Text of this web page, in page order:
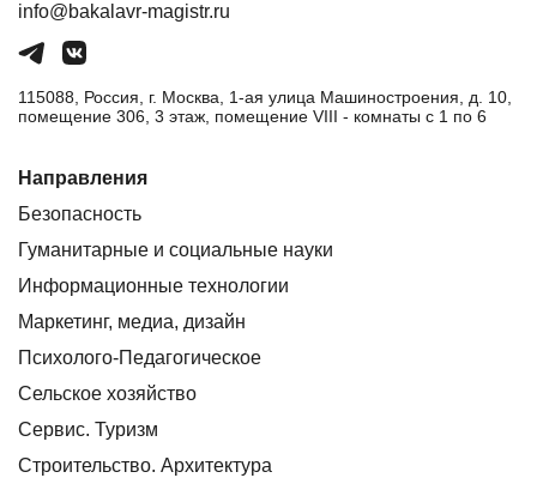
info@bakalavr-magistr.ru
115088, Россия, г. Москва, 1-ая улица Машиностроения, д. 10,
помещение 306, 3 этаж, помещение VIII - комнаты с 1 по 6
Направления
Безопасность
Гуманитарные и социальные науки
Информационные технологии
Маркетинг, медиа, дизайн
Психолого-Педагогическое
Сельское хозяйство
Сервис. Туризм
Строительство. Архитектура